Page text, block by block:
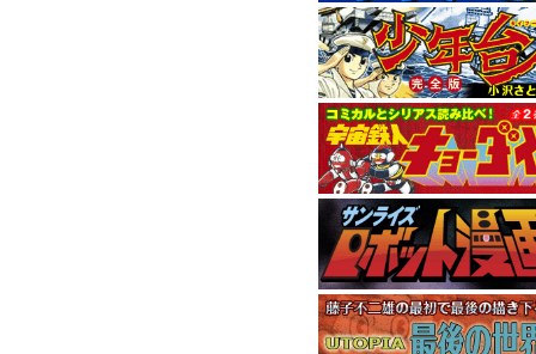
4月刊は“背番号0シ
間に位置するエピソ
本作で9年間にわた
『小沢さとるの世界
ました。
消費税率変更の
2014年4月からの消
消費税率を5％から8
現在価格表記が統一
おり ご迷惑おかけい